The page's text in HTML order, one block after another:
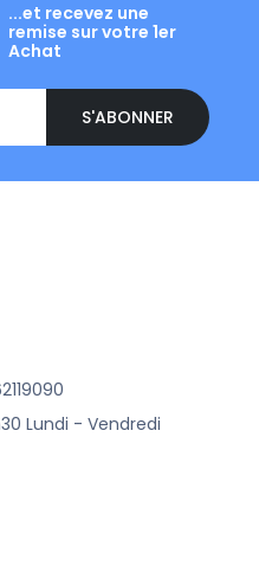
...et recevez une
remise sur votre 1er
Achat
S'ABONNER
Lundi - Vendredi